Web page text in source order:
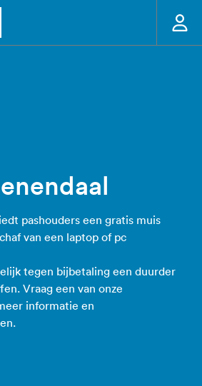
pashouders een gratis muis
van een laptop of pc
tegen bijbetaling een duurder
Vraag een van onze
informatie en